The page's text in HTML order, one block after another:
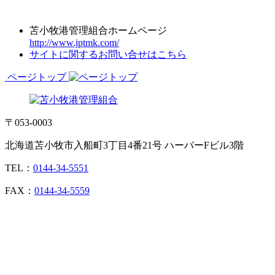
苫小牧港管理組合ホームページ
http://www.jptmk.com/
サイトに関するお問い合せはこちら
ページトップ
〒053-0003
北海道苫小牧市入船町3丁目4番21号 ハーバーFビル3階
TEL： 0144-34-5551
FAX： 0144-34-5559